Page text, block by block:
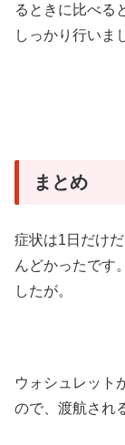
るときに比べる
しっかり行いま
まとめ
症状は1日だけ
んどかったです
したが。
ウォシュレット
ので、渡航され